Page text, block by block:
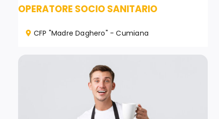
OPERATORE SOCIO SANITARIO
CFP "Madre Daghero" - Cumiana